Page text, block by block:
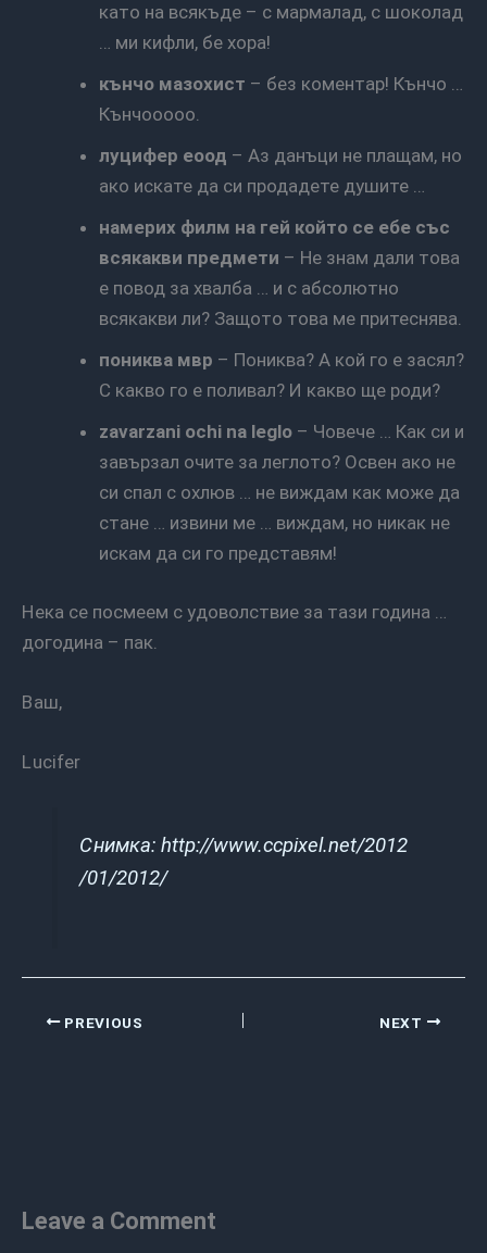
като на всякъде – с мармалад, с шоколад
… ми кифли, бе хора!
кънчо мазохист – без коментар! Кънчо …
Кънчооооо.
луцифер еоод – Аз данъци не плащам, но
ако искате да си продадете душите …
намерих филм на гей който се ебе със
всякакви предмети – Не знам дали това
е повод за хвалба … и с абсолютно
всякакви ли? Защото това ме притеснява.
пониква мвр – Пониква? А кой го е засял?
С какво го е поливал? И какво ще роди?
zavarzani ochi na leglo – Човече … Как си и
завързал очите за леглото? Освен ако не
си спал с охлюв … не виждам как може да
стане … извини ме … виждам, но никак не
искам да си го представям!
Нека се посмеем с удоволствие за тази година …
догодина – пак.
Ваш,
Lucifer
Снимка: http://www.ccpixel.net/2012
/01/2012/
PREVIOUS NEXT
Leave a Comment